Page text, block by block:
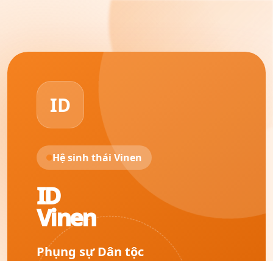
ID
Hệ sinh thái Vinen
ID
Vinen
Phụng sự Dân tộc